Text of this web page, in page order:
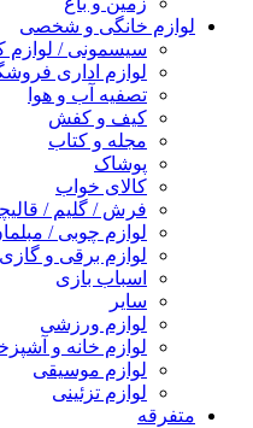
لوازم خانگی و شخصی
سیسمونی / لوازم کودک
لوازم اداری فروشگاهی
تصفیه آب و هوا
کیف و کفش
مجله و کتاب
پوشاک
کالای خواب
فرش / گلیم / قالیچه
لوازم چوبی / مبلمان
لوازم برقی و گازی
اسباب بازی
سایر
لوازم ورزشی
لوازم خانه و آشپزخانه
لوازم موسیقی
لوازم تزئینی
متفرقه